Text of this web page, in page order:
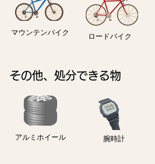
マウンテンバイク ロードバイク
その他、処分できる物
アルミホイール ​腕時計